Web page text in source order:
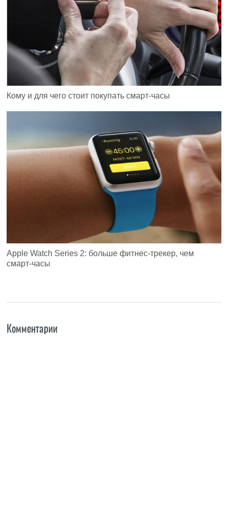
Кому и для чего стоит покупать смарт-часы
Apple Watch Series 2: больше фитнес-трекер, чем
смарт-часы
Комментарии